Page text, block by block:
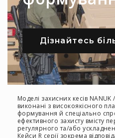
Легкі
кейси
для
бізнесу
Колекції
Нові
Кейси
для
Дізнайтесь
Моделі захисних кесів NANUK
виконані з високоякісного
формування й спеціально
ефективного захисту вмісту
регулярного та/або
Кейси R серії зокрема